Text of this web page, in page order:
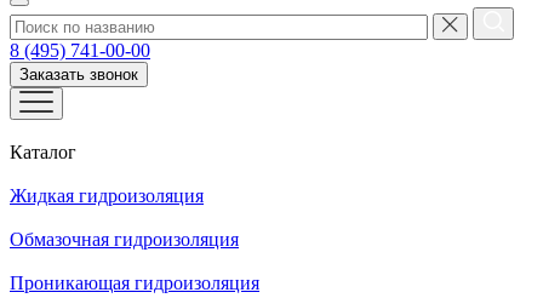
8 (495) 741-00-00
Заказать звонок
Каталог
Жидкая гидроизоляция
Обмазочная гидроизоляция
Проникающая гидроизоляция